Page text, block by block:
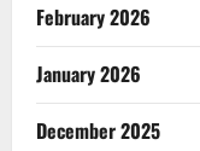
February 2026
January 2026
December 2025